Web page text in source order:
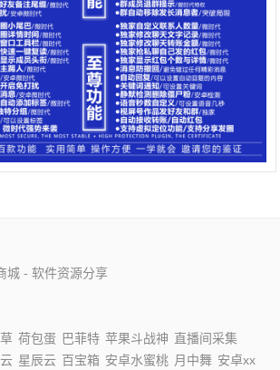
城 - 软件资源分享
荷包蛋 巴菲特 苹果斗战神 直播间采集
星辰云 百宝箱 安卓水蜜桃 月中舞 安卓xx